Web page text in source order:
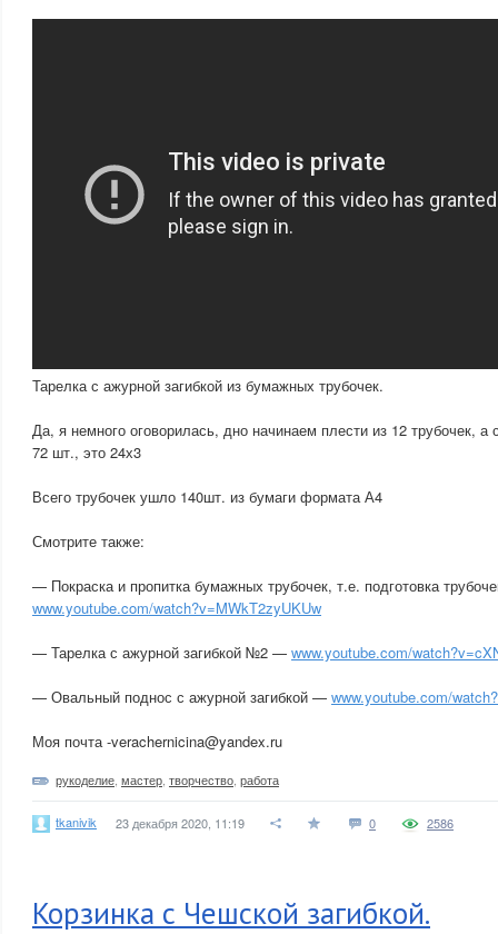
Тарелка с ажурной загибкой из бумажных трубочек.
Да, я немного оговорилась, дно начинаем плести из 12 трубочек, а
72 шт., это 24х3
Всего трубочек ушло 140шт. из бумаги формата А4
Смотрите также:
— Покраска и пропитка бумажных трубочек, т.е. подготовка
www.youtube.com/watch?v=MWkT2zyUKUw
— Тарелка с ажурной загибкой №2 — www.youtube.com/
— Овальный поднос с ажурной загибкой — www.youtube.com/
Моя почта -verachernicina@yandex.ru
рукоделие мастер творчество работа
tkanivik 23 декабря 2020, 11:19 0 2586
Корзинка с Чешской загибкой.